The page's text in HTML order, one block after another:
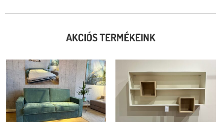
AKCIÓS TERMÉKEINK